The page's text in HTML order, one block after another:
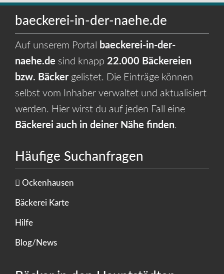
baeckerei-in-der-naehe.de
Auf unserem Portal
baeckerei-in-der-
naehe.de sind knapp 22.000 Bäckereien
bzw. Bäckergelistet. Die Einträge können
selbst vom Inhaber verwaltet und aktualisiert
werden. Hier wirst du auf jeden Fall eine
Bäckerei auch in deiner Nähe finden.
Häufige Suchanfragen
Ockenhausen
Bäckerei Karte
Hilfe
Blog/News